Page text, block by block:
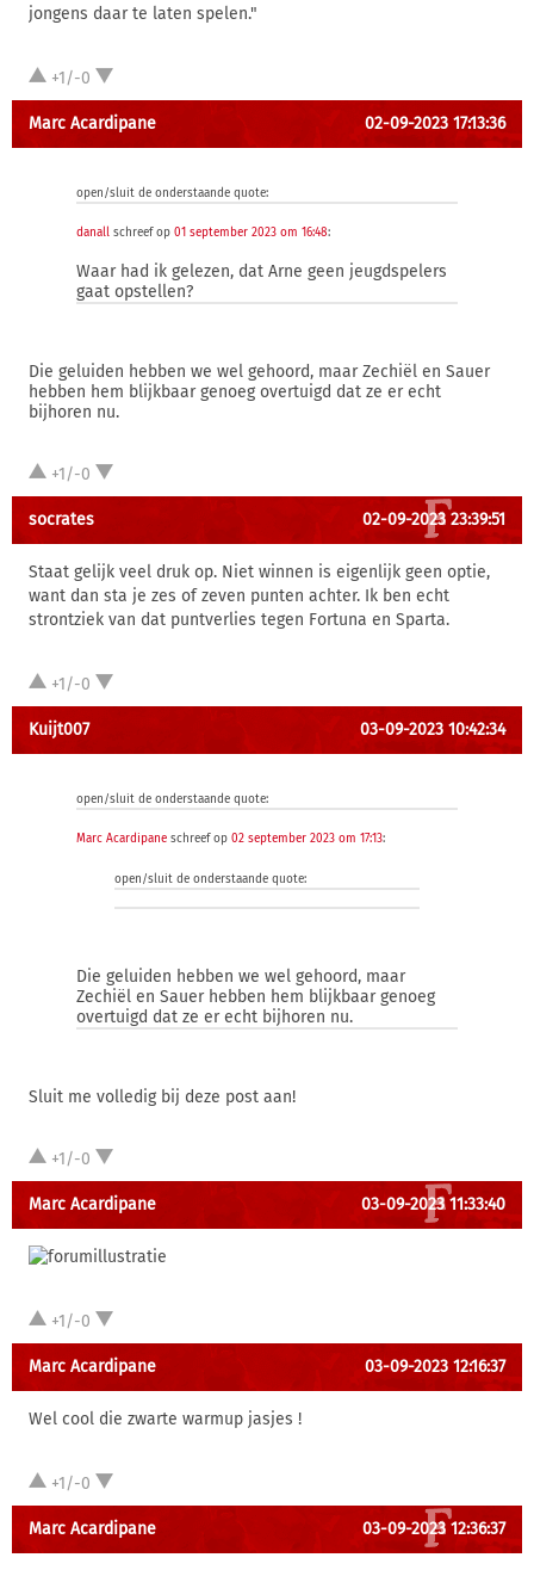
jongens daar te laten spelen."
+1/-0
Marc Acardipane 02-09-2023 17:13:36
open/sluit de onderstaande quote:
danall schreef op 01 september 2023 om 16:48:
Waar had ik gelezen, dat Arne geen jeugdspelers
gaat opstellen?
Die geluiden hebben we wel gehoord, maar Zechiël en Sauer
hebben hem blijkbaar genoeg overtuigd dat ze er echt
bijhoren nu.
+1/-0
socrates 02-09-2023 23:39:51
Staat gelijk veel druk op. Niet winnen is eigenlijk geen optie,
want dan sta je zes of zeven punten achter. Ik ben echt
strontziek van dat puntverlies tegen Fortuna en Sparta.
+1/-0
Kuijt007 03-09-2023 10:42:34
open/sluit de onderstaande quote:
Marc Acardipane schreef op 02 september 2023 om 17:13:
open/sluit de onderstaande quote:
Die geluiden hebben we wel gehoord, maar
Zechiël en Sauer hebben hem blijkbaar genoeg
overtuigd dat ze er echt bijhoren nu.
Sluit me volledig bij deze post aan!
+1/-0
Marc Acardipane 03-09-2023 11:33:40
+1/-0
Marc Acardipane 03-09-2023 12:16:37
Wel cool die zwarte warmup jasjes !
+1/-0
Marc Acardipane 03-09-2023 12:36:37